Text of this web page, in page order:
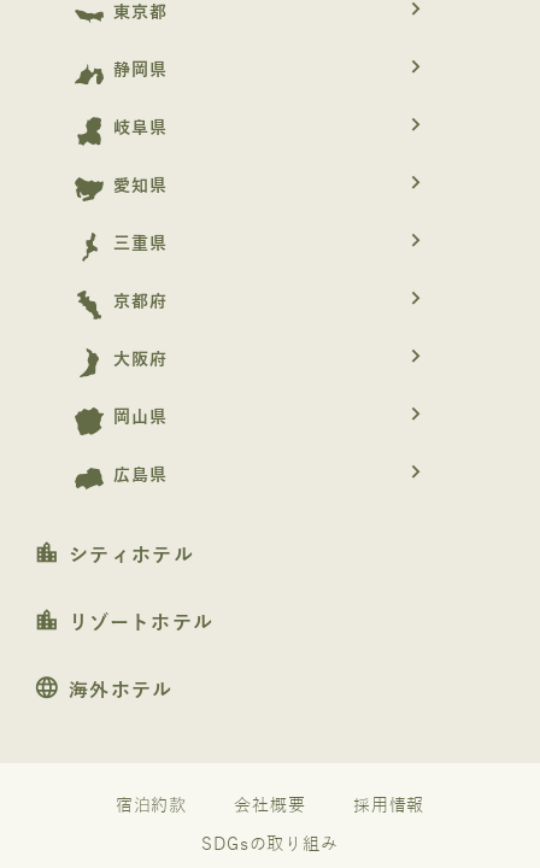
東京都 navigate_next
静岡県 navigate_next
岐阜県 navigate_next
愛知県 navigate_next
三重県 navigate_next
京都府 navigate_next
大阪府 navigate_next
岡山県 navigate_next
広島県 navigate_next
location_city シティホテル
location_city リゾートホテル
language 海外ホテル
宿泊約款 会社概要 採用情報
SDGsの取り組み